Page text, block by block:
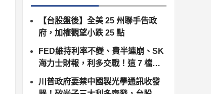
【台股盤後】全美 25 州聯手告政
府，加權觀望小跌 25 點
FED維持利率不變、費半連崩、SK
海力士財報，利多交戰！這 7 檔個
股出頭
川普政府要禁中國製光學通訊收發